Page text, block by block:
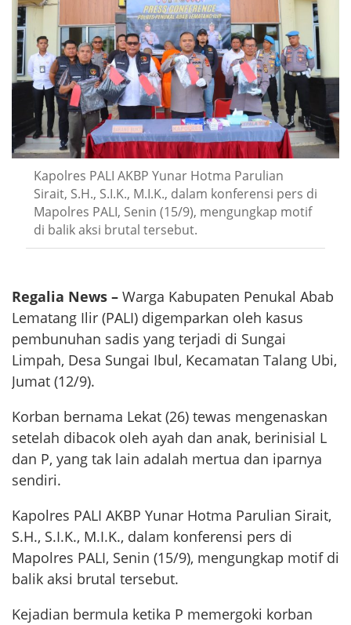
Kapolres PALI AKBP Yunar Hotma Parulian
Sirait, S.H., S.I.K., M.I.K., dalam konferensi pers di
Mapolres PALI, Senin (15/9), mengungkap motif
di balik aksi brutal tersebut.
Regalia News – Warga Kabupaten Penukal Abab
Lematang Ilir (PALI) digemparkan oleh kasus
pembunuhan sadis yang terjadi di Sungai
Limpah, Desa Sungai Ibul, Kecamatan Talang Ubi,
Jumat (12/9).
Korban bernama Lekat (26) tewas mengenaskan
setelah dibacok oleh ayah dan anak, berinisial L
dan P, yang tak lain adalah mertua dan iparnya
sendiri.
Kapolres PALI AKBP Yunar Hotma Parulian Sirait,
S.H., S.I.K., M.I.K., dalam konferensi pers di
Mapolres PALI, Senin (15/9), mengungkap motif di
balik aksi brutal tersebut.
Kejadian bermula ketika P memergoki korban